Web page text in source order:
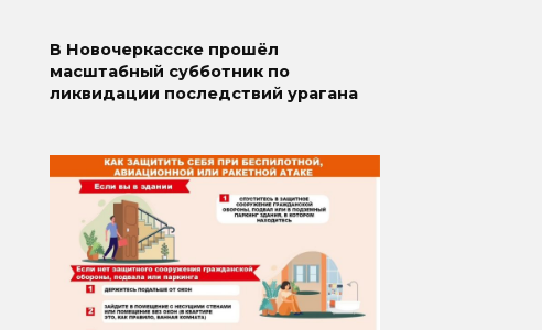
В Новочеркасске прошёл
масштабный субботник по
ликвидации последствий урагана